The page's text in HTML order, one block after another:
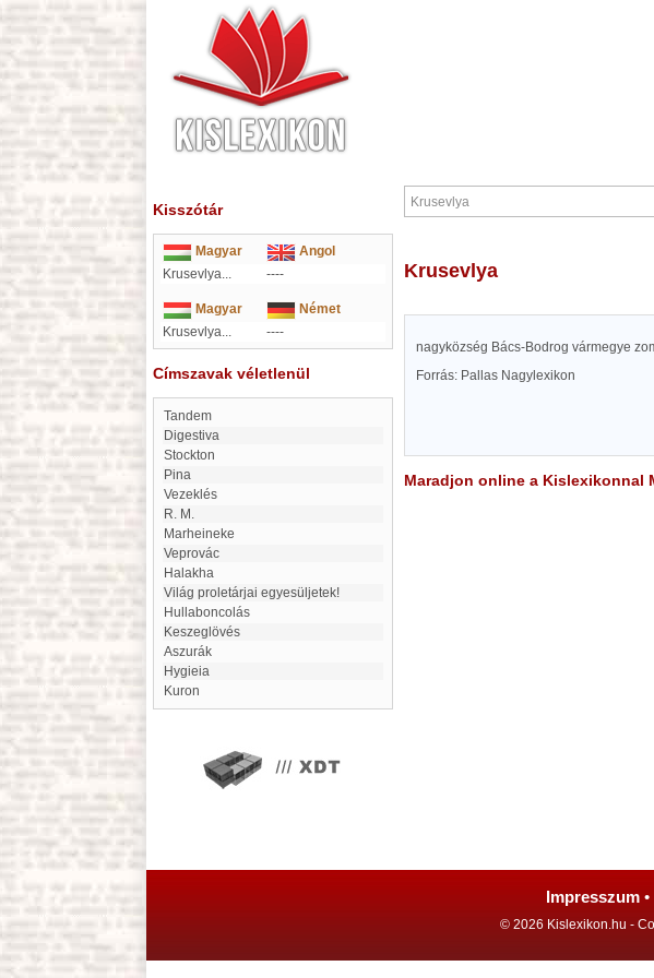
Kisszótár
Magyar
Angol
Krusevlya...
----
Magyar
Német
Krusevlya...
----
Címszavak véletlenül
Tandem
Digestiva
Stockton
Pina
Vezeklés
R. M.
Marheineke
Veprovác
Halakha
Világ proletárjai egyesüljetek!
Hullaboncolás
Keszeglövés
Aszurák
Hygieia
Kuron
Krusevlya
nagyközség Bács-Bodrog vármegye
Forrás: Pallas Nagylexikon
Maradjon online a Kislexikonnal
Impresszum •
© 2026 Kislexikon.hu -